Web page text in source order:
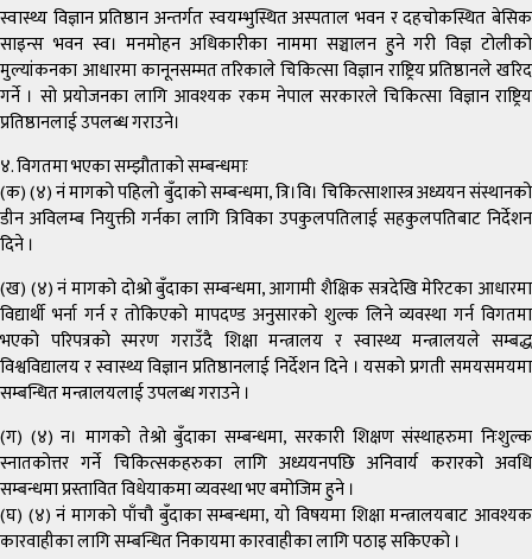
स्वास्थ्य विज्ञान प्रतिष्ठान अन्तर्गत स्वयम्भुस्थित अस्पताल भवन र दहचोकस्थित बेसिक
साइन्स भवन स्व। मनमोहन अधिकारीका नाममा सञ्चालन हुने गरी विज्ञ टोलीको
मुल्यांकनका आधारमा कानूनसम्मत तरिकाले चिकित्सा विज्ञान राष्ट्रिय प्रतिष्ठानले खरिद
गर्ने । सो प्रयोजनका लागि आवश्यक रकम नेपाल सरकारले चिकित्सा विज्ञान राष्ट्रिय
प्रतिष्ठानलाई उपलब्ध गराउने।
४. विगतमा भएका सम्झौताको सम्बन्धमाः
(क) (४) नं मागको पहिलो बुँदाको सम्बन्धमा, त्रि।वि। चिकित्साशास्त्र अध्ययन संस्थानको
डीन अविलम्ब नियुक्ती गर्नका लागि त्रिविका उपकुलपतिलाई सहकुलपतिबाट निर्देशन
दिने ।
(ख) (४) नं मागको दोश्रो बुँदाका सम्बन्धमा, आगामी शैक्षिक सत्रदेखि मेरिटका आधारमा
विद्यार्थी भर्ना गर्न र तोकिएको मापदण्ड अनुसारको शुल्क लिने व्यवस्था गर्न विगतमा
भएको परिपत्रको स्मरण गराउँदै शिक्षा मन्त्रालय र स्वास्थ्य मन्त्रालयले सम्बद्ध
विश्वविद्यालय र स्वास्थ्य विज्ञान प्रतिष्ठानलाई निर्देशन दिने । यसको प्रगती समयसमयमा
सम्बन्धित मन्त्रालयलाई उपलब्ध गराउने ।
(ग) (४) न। मागको तेश्रो बुँदाका सम्बन्धमा, सरकारी शिक्षण संस्थाहरुमा निःशुल्क
स्नातकोत्तर गर्ने चिकित्सकहरुका लागि अध्ययनपछि अनिवार्य करारको अवधि
सम्बन्धमा प्रस्तावित विधेयाकमा व्यवस्था भए बमोजिम हुने ।
(घ) (४) नं मागको पाँचौ बुँदाका सम्बन्धमा, यो विषयमा शिक्षा मन्त्रालयबाट आवश्यक
कारवाहीका लागि सम्बन्धित निकायमा कारवाहीका लागि पठाइ सकिएको ।